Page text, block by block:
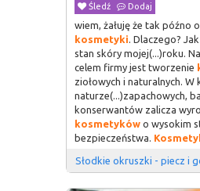
Śledź
Dodaj
wiem, żałuję że tak późno
kosmetyki. Dlaczego? Jak
stan skóry mojej(...)roku.
celem firmy jest tworzenie
ziołowych i naturalnych. W
naturze(...)zapachowych,
konserwantów zalicza
kosmetyków o wysokim
bezpieczeństwa.
Słodkie okruszki - piecz i